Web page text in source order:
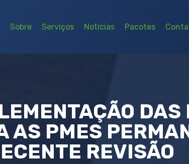
Sobre Serviços Notícias Pacotes
DAS
AS PMES
REVISÃO